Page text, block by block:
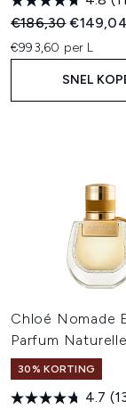
Recommended
€186,30Huidige
€149,04
€993,60 per L
SNEL
Chloé Nomade
Parfum
30% KORTING
4.7